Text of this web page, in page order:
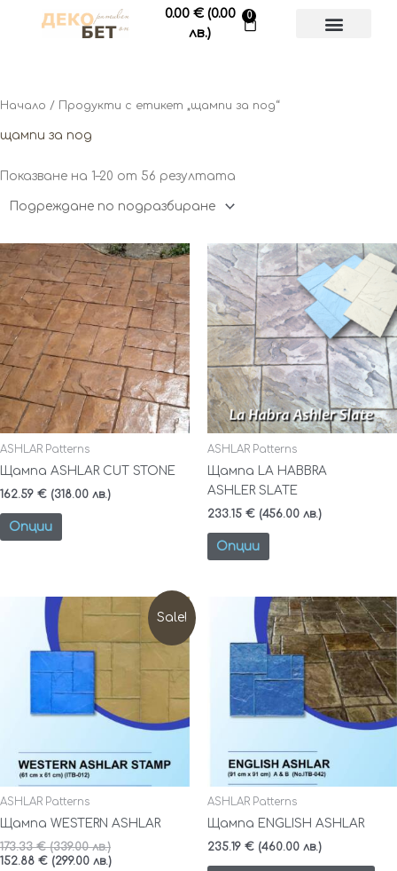
0.00 € (0.00
лв.)
0
Cart
Начало / Продукти с етикет „щампи за под“
щампи за под
Показване на 1–20 от 56 резултата
ASHLAR Patterns
Щампа ASHLAR CUT STONE
162.59 € (318.00 лв.)
Опции
This
product
has
multiple
variants.
The
options
may
be
chosen
on
the
product
ASHLAR Patterns
Щампа LA HABBRA
ASHLER SLATE
233.15 € (456.00 лв.)
Опции
This
product
has
multiple
variants.
The
options
may
be
chosen
on
the
product
page
Sale!
ASHLAR Patterns
Щампа WESTERN ASHLAR
173.33€ (339.00 лв.)
Original
price
173.33 €
лв.).
152.88 € (299.00 лв.)
Текущата
цена
152.88 €
лв.).
ASHLAR Patterns
Щампа ENGLISH ASHLAR
235.19 € (460.00 лв.)